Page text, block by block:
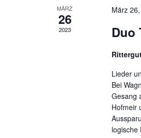
MÄRZ
26
2023
März
Duo
Lieder
Bei
Gesang
Hofmeir
logische